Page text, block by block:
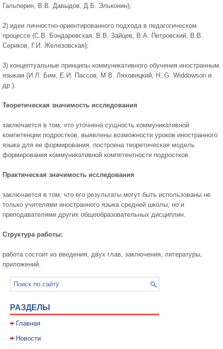
Гальперин, В.В. Давыдов, Д.Б. Эльконин);
2) идеи личностно-ориентированного подхода в педагогическом
процессе (С.В. Бондаревская, В.В. Зайцев, В.А. Петровский, В.В.
Сериков, Г.И. Железовская);
3) концептуальные принципы коммуникативного обучения иностранным
языкам (И.Л. Бим, Е.И. Пассов, М.В. Ляховицкий, H. G. Widdowson и
др.).
Теоретическая значимость исследования
заключается в том, что уточнена сущность коммуникативной
компетенции подростков, выявлены возможности уроков иностранного
языка для ее формирования, построена теоретическая модель
формирования коммуникативной компетентности подростков.
Практическая значимость исследования
заключается в том, что его результаты могут быть использованы не
только учителями иностранного языка средней школы, но и
преподавателями других общеобразовательных дисциплин.
Структура работы:
работа состоит из введения, двух глав, заключения, литературы,
приложений.
РАЗДЕЛЫ
Главная
Новости